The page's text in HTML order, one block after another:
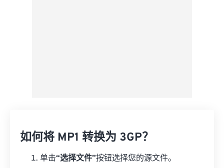
如何将 MP1 转换为 3GP？
单击“选择文件”按钮选择您的源文件。